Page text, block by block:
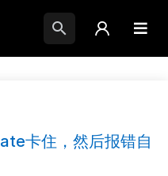
卡住，然后报错自